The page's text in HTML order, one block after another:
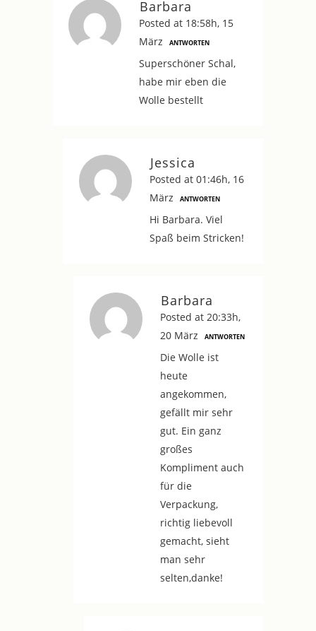
Barbara
Posted at 18:58h, 15
März
ANTWORTEN
Superschöner Schal,
habe mir eben die
Wolle bestellt
Jessica
Posted at 01:46h, 16
März
ANTWORTEN
Hi Barbara. Viel
Spaß beim Stricken!
Barbara
Posted at 20:33h,
20 März
ANTWORTEN
Die Wolle ist
heute
angekommen,
gefällt mir sehr
gut. Ein ganz
großes
Kompliment auch
für die
Verpackung,
richtig liebevoll
gemacht, sieht
man sehr
selten,danke!